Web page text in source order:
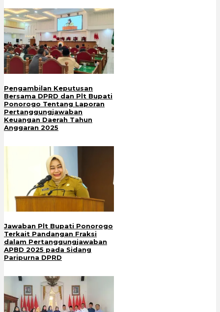
Pengambilan Keputusan
Bersama DPRD dan Plt Bupati
Ponorogo Tentang Laporan
Pertanggungjawaban
Keuangan Daerah Tahun
Anggaran 2025
Jawaban Plt Bupati Ponorogo
Terkait Pandangan Fraksi
dalam Pertanggungjawaban
APBD 2025 pada Sidang
Paripurna DPRD